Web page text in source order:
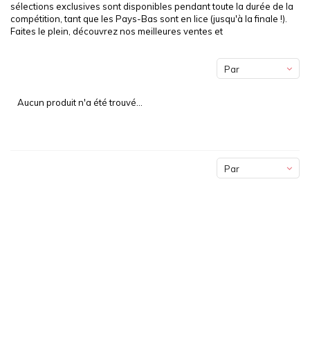
sélections exclusives sont disponibles pendant toute la durée de la
compétition, tant que les Pays-Bas sont en lice (jusqu'à la finale !).
Faites le plein, découvrez nos meilleures ventes et
Par
Aucun produit n'a été trouvé...
Par